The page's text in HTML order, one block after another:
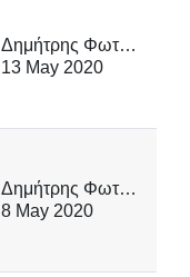
Δημήτρης Φωτάκης
13 May 2020
Δημήτρης Φωτάκης
8 May 2020